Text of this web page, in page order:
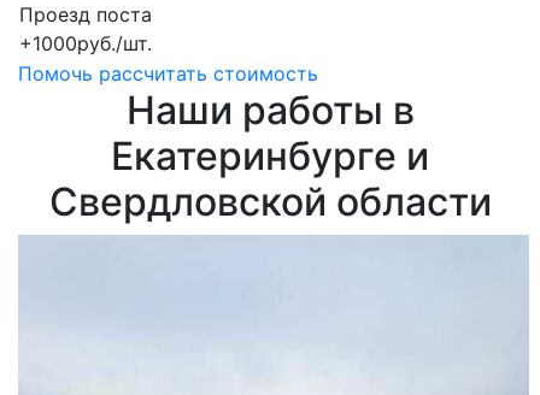
Проезд поста
+1000руб./шт.
Помочь рассчитать стоимость
Наши работы в
Екатеринбурге и
Свердловской области